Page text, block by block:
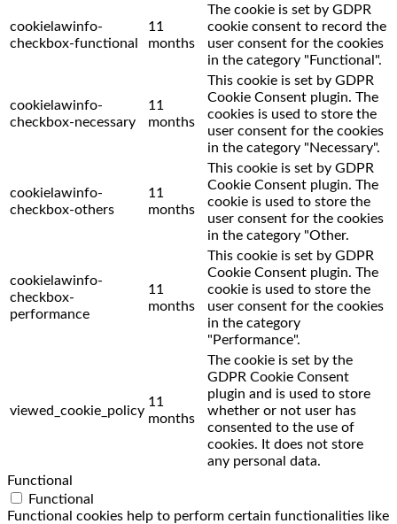
cookielawinfo-
checkbox-functional
11
months
The cookie is set by GDPR
cookie consent to record the
user consent for the cookies
in the category "Functional".
cookielawinfo-
checkbox-necessary
11
months
This cookie is set by GDPR
Cookie Consent plugin. The
cookies is used to store the
user consent for the cookies
in the category "Necessary".
cookielawinfo-
checkbox-others
11
months
This cookie is set by GDPR
Cookie Consent plugin. The
cookie is used to store the
user consent for the cookies
in the category "Other.
cookielawinfo-
checkbox-
performance
11
months
This cookie is set by GDPR
Cookie Consent plugin. The
cookie is used to store the
user consent for the cookies
in the category
"Performance".
viewed_cookie_policy
11
months
The cookie is set by the
GDPR Cookie Consent
plugin and is used to store
whether or not user has
consented to the use of
cookies. It does not store
any personal data.
Functional
Functional
Functional cookies help to perform certain functionalities like